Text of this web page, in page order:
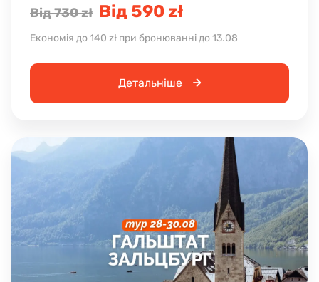
Від 730 zł Від 590 zł
Економія до 140 zł при бронюванні до 13.08
Детальніше